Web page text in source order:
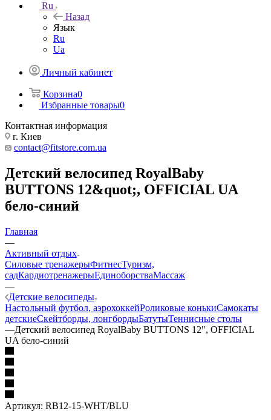
Ru
Назад
Язык
Ru
Ua
Личный кабинет
Корзина0
Избранные товары0
Контактная информация
г. Киев
contact@fitstore.com.ua
Детский велосипед RoyalBaby
BUTTONS 12&quot;, OFFICIAL UA
бело-синий
Главная
—
Активный отдых
Силовые тренажерыФитнесТуризм,
садКардиотренажерыЕдиноборстваМассаж
—
Детские велосипеды
Настольный футбол, аэрохоккейРоликовые конькиСамокаты
детскиеСкейтборды, лонгбордыБатутыТеннисные столы
—Детский велосипед RoyalBaby BUTTONS 12", OFFICIAL
UA бело-синий
Артикул: RB12-15-WHT/BLU